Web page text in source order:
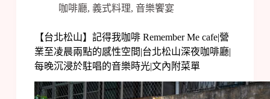
咖啡廳, 義式料理, 音樂饗宴
【台北松山】記得我咖啡 Remember Me cafe|營
業至凌晨兩點的感性空間|台北松山深夜咖啡廳|
每晚沉浸於駐唱的音樂時光|文內附菜單